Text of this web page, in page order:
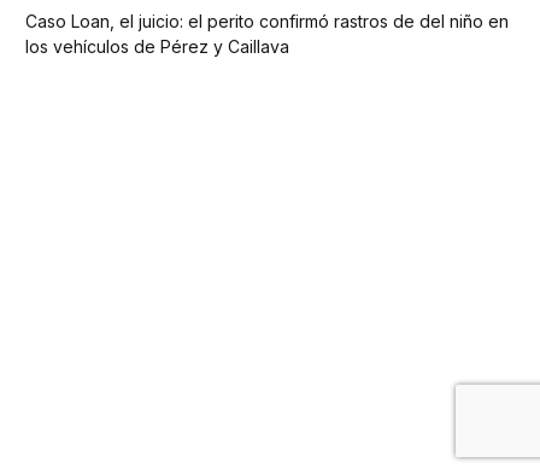
Caso Loan, el juicio: el perito confirmó rastros de del niño en
los vehículos de Pérez y Caillava